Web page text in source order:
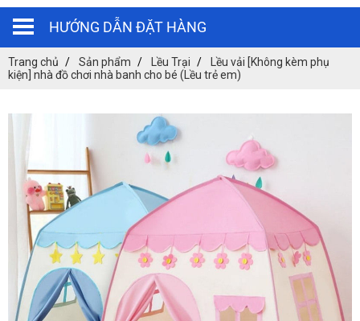
HƯỚNG DẪN ĐẶT HÀNG
Trang chủ Sản phẩm Lều Trại
Lều vải [Không kèm phụ
kiện] nhà đồ chơi nhà banh cho bé (Lều trẻ em)